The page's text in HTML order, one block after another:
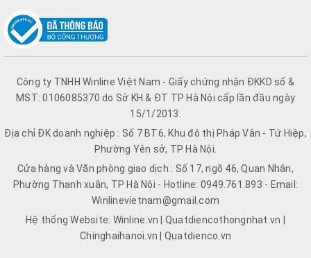
Công ty TNHH Winline Việt Nam - Giấy chứng nhận ĐKKD số &
MST: 0106085370 do Sở KH & ĐT TP Hà Nội cấp lần đầu ngày
15/1/2013.
Địa chỉ ĐK doanh nghiệp : Số 7 BT6, Khu đô thị Pháp Vân - Tứ Hiệp,
Phường Yên sở, TP Hà Nội.
Cửa hàng và Văn phòng giao dịch : Số 17, ngõ 46, Quan Nhân,
Phường Thanh xuân, TP Hà Nội - Hotline: 0949.761.893 - Email:
Winlinevietnam@gmail.com
Hệ thống Website: Winline.vn | Quatdiencothongnhat.vn |
Chinghaihanoi.vn | Quatdienco.vn